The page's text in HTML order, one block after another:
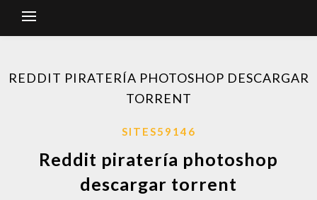
REDDIT PIRATERÍA PHOTOSHOP DESCARGAR
TORRENT
SITES59146
Reddit piratería photoshop
descargar torrent